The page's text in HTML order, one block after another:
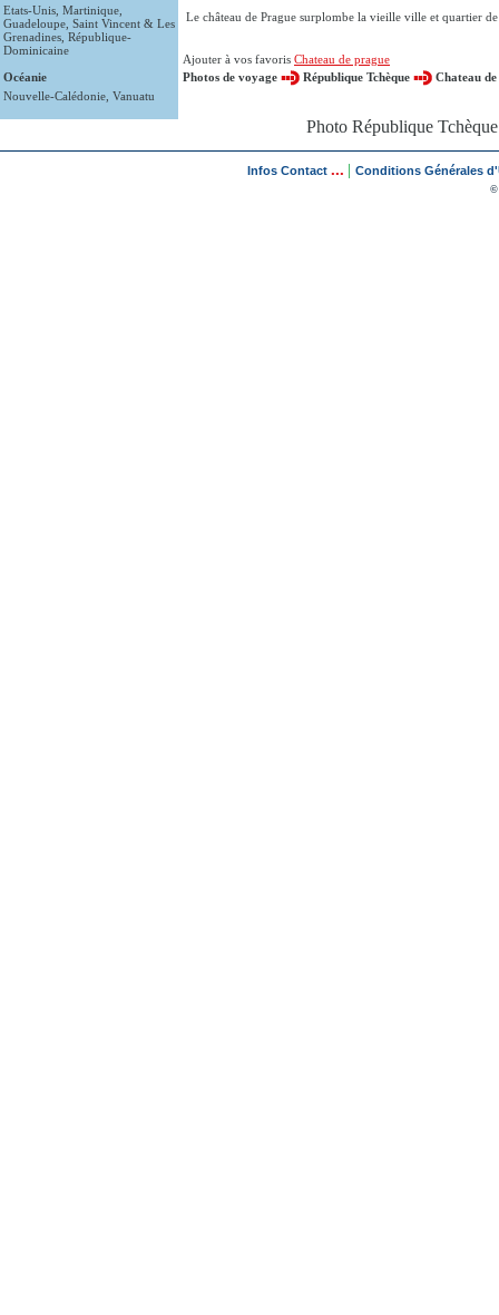
Etats-Unis Martinique
Guadeloupe Saint Vincent & Les
Grenadines République-
Dominicaine
Océanie
Nouvelle-Calédonie Vanuatu
Le château de Prague surplombe la vieille ville et quartier
Ajouter à vos favoris Chateau de prague
Photos de voyage
République Tchèque Chateau
Photo République
Infos Contact ... Conditions Générales
©